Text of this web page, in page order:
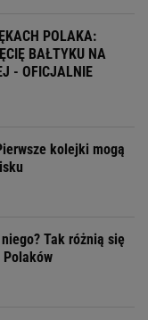
POLAKA:
BAŁTYKU NA
- OFICJALNIE
kolejki mogą
Tak różnią się